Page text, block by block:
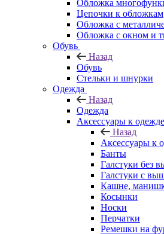
Обложка
Цепочки к обложкам
Обложка с
Обложка с окном и
Обувь
Назад
Обувь
Стельки и шнурки
Одежда
Назад
Одежда
Аксессуары к одежде
Назад
Аксессуары к
Банты
Галстуки без
Галстуки с
Кашне,
Косынки
Носки
Перчатки
Ремешки на